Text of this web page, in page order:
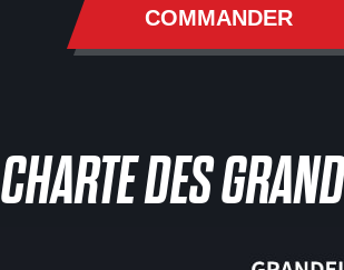
COMMANDER
CHARTE DES